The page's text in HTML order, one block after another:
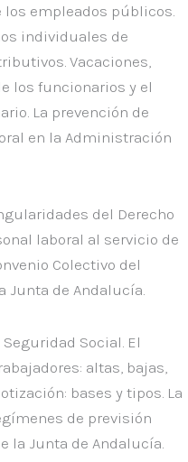
los empleados públicos.
individuales de
Vacaciones,
los funcionarios y el
La prevención de
en la Administración
del Derecho
laboral al servicio de
Colectivo del
Junta de Andalucía.
Social. El
altas, bajas,
bases y tipos. La
de previsión
la Junta de Andalucía.